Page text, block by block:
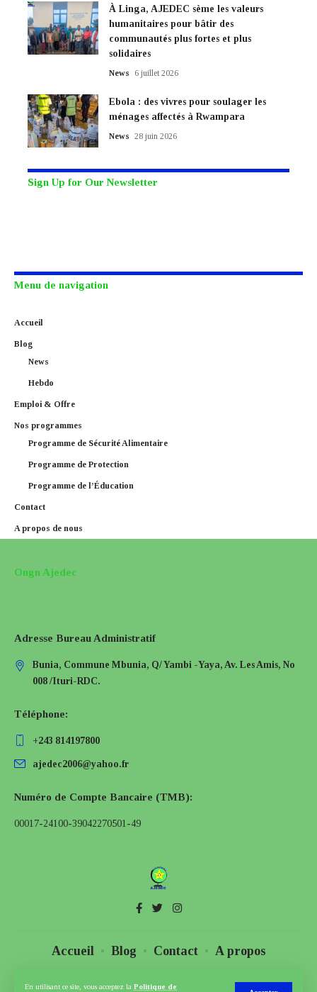
En utilisant ce site, vous acceptez la Politique de
À Linga, AJEDEC sème les valeurs
humanitaires pour bâtir des
communautés plus fortes et plus
solidaires
News 6 juillet 2026
Ebola : des vivres pour soulager les
ménages affectés à Rwampara
News 28 juin 2026
Sign Up for Our Newsletter
Menu de navigation
Accueil
Blog
News
Hebdo
Emploi & Offre
Nos programmes
Programme de Sécurité Alimentaire​
Programme de Protection
Programme de l’Éducation
Contact
A propos de nous
Ongn Ajedec
Adresse Bureau Administratif
Bunia, Commune Mbunia, Q/ Yambi -Yaya, Av. Les Amis, No
008 /Ituri-RDC.
Téléphone:
+243 814197800
ajedec2006@yahoo.fr
Numéro de Compte Bancaire (TMB):
00017-24100-39042270501-49
© AJEDEC, ong. Tous droits Réservés. Designed by
Accueil Blog Contact A propos